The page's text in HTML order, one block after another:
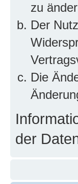
zu
Der
Die
der